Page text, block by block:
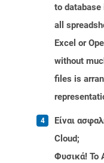
to
all
Excel or
without
files is
Είναι
Cloud;
Φυσικά! Το